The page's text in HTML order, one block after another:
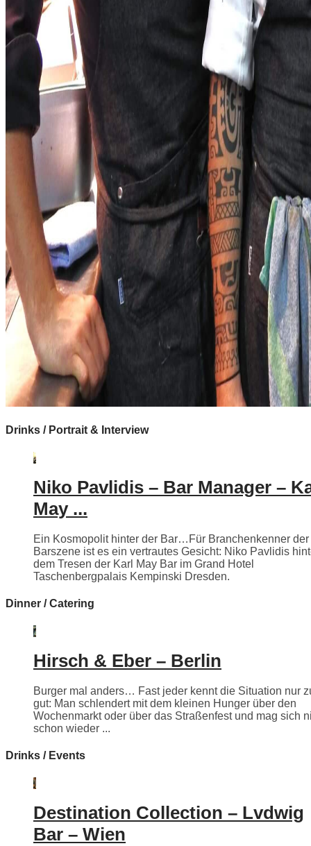
Drinks / Portrait & Interview
Niko Pavlidis – Bar Manager –
May ...
Ein Kosmopolit hinter der Bar…Für Branchenkenner der
Barszene ist es ein vertrautes Gesicht: Niko Pavlidis
dem Tresen der Karl May Bar im Grand Hotel
Taschenbergpalais Kempinski Dresden.
Dinner / Catering
Hirsch & Eber – Berlin
Burger mal anders… Fast jeder kennt die Situation nur
gut: Man schlendert mit dem kleinen Hunger über den
Wochenmarkt oder über das Straßenfest und mag sich
schon wieder ...
Drinks / Events
Destination Collection – Lvdwig
Bar – Wien